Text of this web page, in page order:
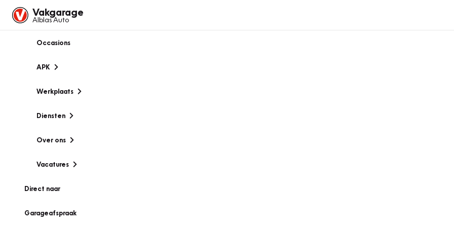
Vakgarage
Alblas Auto
Occasions
APK
Werkplaats
Diensten
Over ons
Vacatures
Direct naar
Garageafspraak